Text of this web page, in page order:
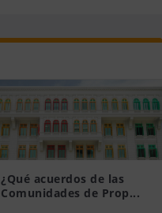
¿Qué acuerdos de las
Comunidades de Prop...